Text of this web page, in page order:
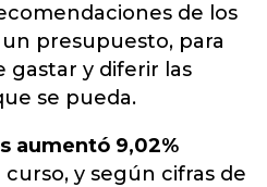
de los
presupuesto, para
y diferir las
se pueda.
aumentó 9,02%
y según cifras de